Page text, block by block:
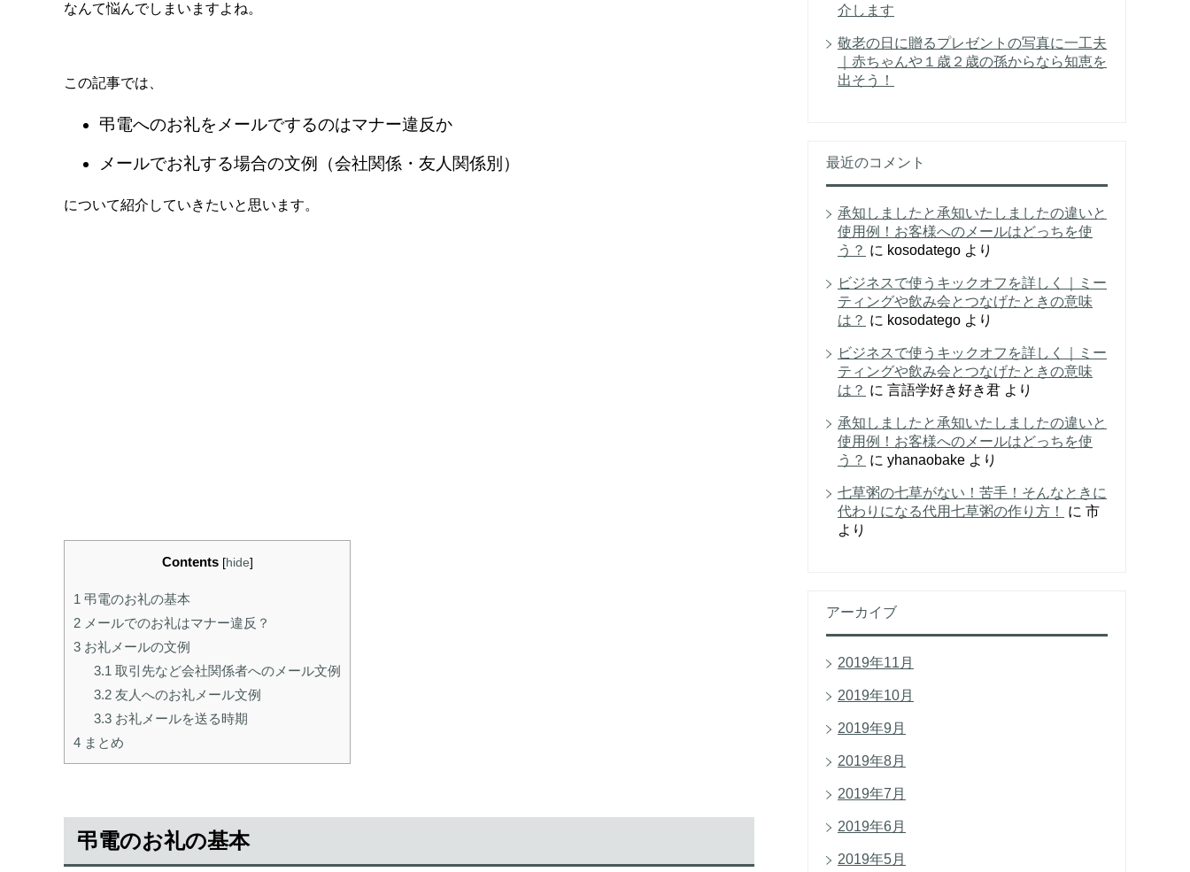
なんて悩んでしまいますよね。
この記事では、
弔電へのお礼をメールでするのはマナー違反か
メールでお礼する場合の文例（会社関係・友人関係別）
について紹介していきたいと思います。
Contents [hide]
1 弔電のお礼の基本
2 メールでのお礼はマナー違反？
3 お礼メールの文例
3.1 取引先など会社関係者へのメール文例
3.2友人へのお礼メール文例
3.3お礼メールを送る時期
4 まとめ
弔電のお礼の基本
介します
敬老の日に贈るプレゼントの写真に一工夫
｜赤ちゃんや１歳２歳の孫からなら知恵を
出そう！
最近のコメント
承知しましたと承知いたしましたの違いと
使用例！お客様へのメールはどっちを使
う？ に kosodatego より
ビジネスで使うキックオフを詳しく｜ミー
ティングや飲み会とつなげたときの意味
は？ に kosodatego より
ビジネスで使うキックオフを詳しく｜ミー
ティングや飲み会とつなげたときの意味
は？ に 言語学好き好き君 より
承知しましたと承知いたしましたの違いと
使用例！お客様へのメールはどっちを使
う？ に yhanaobake より
七草粥の七草がない！苦手！そんなときに
代わりになる代用七草粥の作り方！
に 市
より
アーカイブ
2019年11月
2019年10月
2019年9月
2019年8月
2019年7月
2019年6月
2019年5月